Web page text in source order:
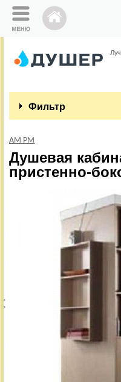
Фильтр
AM PM
Душевая
пристенно-